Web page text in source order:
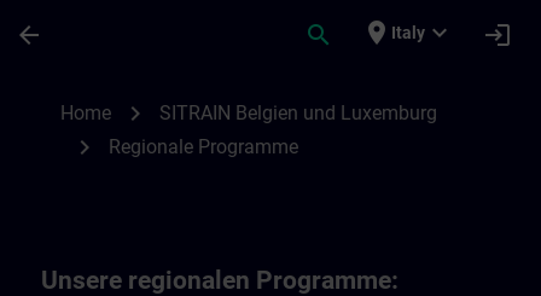
arrow_back search place Italy expand_more login
Home chevron_right SITRAIN Belgien und Luxemburg
chevron_right Regionale Programme
Unsere regionalen Programme: